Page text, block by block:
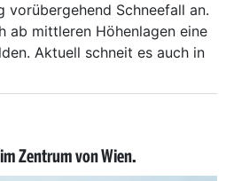
vorübergehend Schneefall an.
ab mittleren Höhenlagen eine
Aktuell schneit es auch in
Zentrum von Wien.